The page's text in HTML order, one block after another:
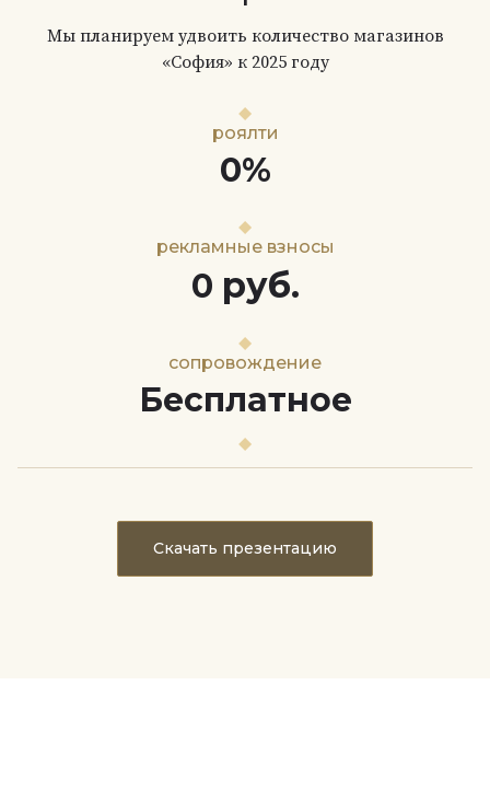
Мы планируем удвоить количество магазинов
«София» к 2025 году
роялти
0%
рекламные взносы
0 руб.
сопровождение
Бесплатное
Скачать презентацию